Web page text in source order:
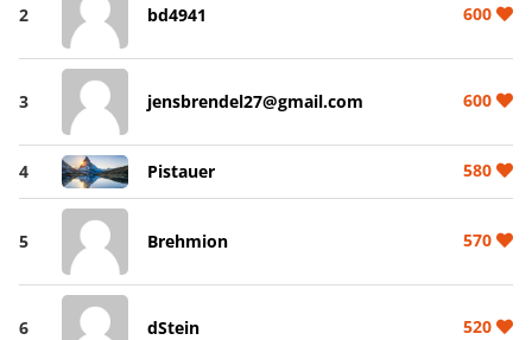
2 bd4941 600
3 jensbrendel27@gmail.com 600
4 Pistauer 580
5 Brehmion 570
6 dStein 520